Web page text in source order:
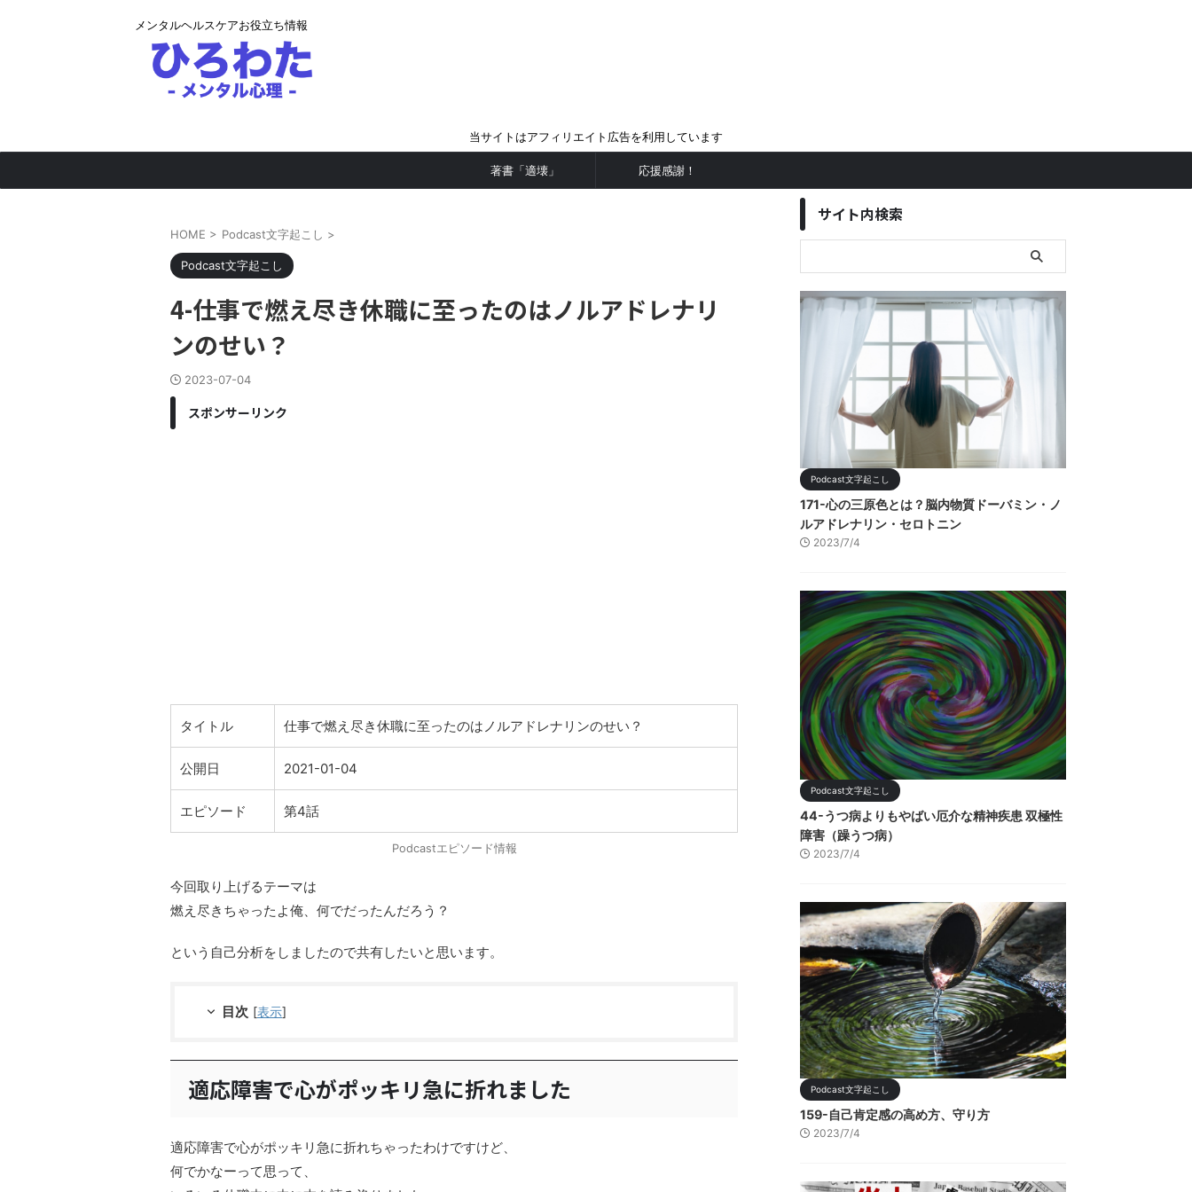
メンタルヘルスケアお役立ち情報
当サイトはアフィリエイト広告を利用しています
著書「適壊」 応援感謝！
HOME > Podcast文字起こし >
Podcast文字起こし
4-仕事で燃え尽き休職に至ったのはノルアドレナリ
ンのせい？
2023-07-04
スポンサーリンク
タイトル 仕事で燃え尽き休職に至ったのはノルアドレナリンのせい？
公開日 2021-01-04
エピソード 第4話
Podcastエピソード情報
今回取り上げるテーマは
燃え尽きちゃったよ俺、何でだったんだろう？
という自己分析をしましたので共有したいと思います。
目次 [表示]
適応障害で心がポッキリ急に折れました
適応障害で心がポッキリ急に折れちゃったわけですけど、
何でかなーって思って、
サイト内検索
Podcast文字起こし
171-心の三原色とは？脳内物質ドーバミン・ノ
ルアドレナリン・セロトニン
2023/7/4
Podcast文字起こし
44-うつ病よりもやばい厄介な精神疾患 双極性
障害（躁うつ病）
2023/7/4
Podcast文字起こし
159-自己肯定感の高め方、守り方
2023/7/4